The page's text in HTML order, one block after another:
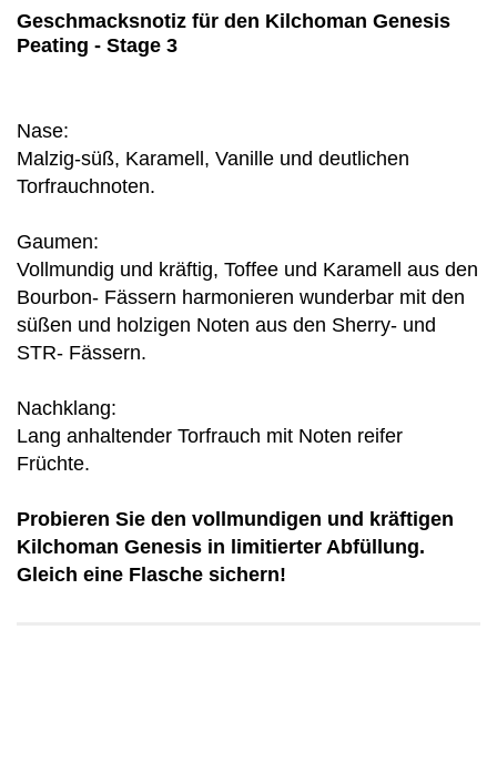
Geschmacksnotiz für den Kilchoman Genesis
Peating - Stage 3
Nase:
Malzig-süß, Karamell, Vanille und deutlichen
Torfrauchnoten.
Gaumen:
Vollmundig und kräftig, Toffee und Karamell aus den
Bourbon- Fässern harmonieren wunderbar mit den
süßen und holzigen Noten aus den Sherry- und
STR- Fässern.
Nachklang:
Lang anhaltender Torfrauch mit Noten reifer
Früchte.
Probieren Sie den vollmundigen und kräftigen
Kilchoman Genesis in limitierter Abfüllung.
Gleich eine Flasche sichern!